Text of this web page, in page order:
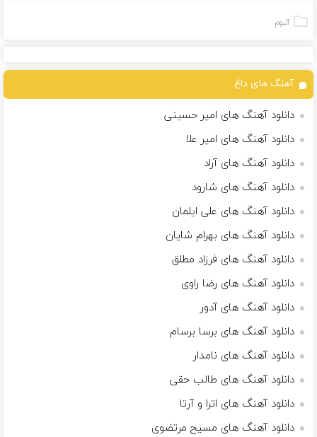
بفروش*فقط
آلبوم
آهنگ های داغ
دانلود آهنگ های امیر حسینی
دانلود آهنگ های امیر علا
دانلود آهنگ های آراد
دانلود آهنگ های شارود
دانلود آهنگ های علی ایلمان
دانلود آهنگ های بهرام شایان
دانلود آهنگ های فرزاد مطلق
دانلود آهنگ های رضا راوی
دانلود آهنگ های آدور
دانلود آهنگ های برسا برسام
دانلود آهنگ های نامدار
دانلود آهنگ های طالب حقی
دانلود آهنگ های اترا و آرتا
دانلود آهنگ های مسیح مرتضوی